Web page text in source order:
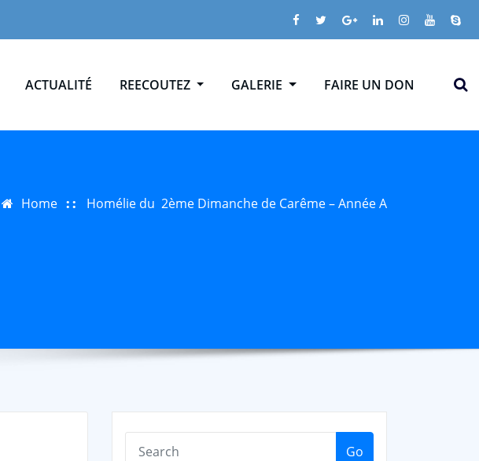
ACTUALITÉ REECOUTEZ GALERIE FAIRE UN DON
Home Homélie du 2ème Dimanche de Carême – Année A
Go